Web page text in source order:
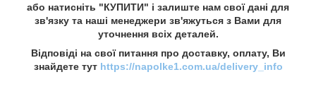
або натисніть "КУПИТИ" і залиште нам свої дані для
зв'язку та наші менеджери зв'яжуться з Вами для
уточнення всіх деталей.
Відповіді на свої питання про доставку, оплату, Ви
знайдете тут https://napolke1.com.ua/delivery_info